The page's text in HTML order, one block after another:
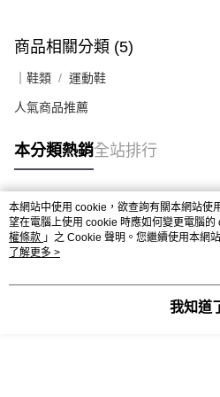
商品相關分類 (5)
｜鞋類 運動鞋
人氣商品推薦
本分類熱銷全站排行
熱門標籤
本網站中使用 cookie，欲查詢有關本網站使
望在電腦上使用 cookie 時應如何變更電腦的
權條款 」之 Cookie 聲明。您繼續使用本網
用條款之 Cookie 聲明使用 cookie。
了解更多 >
我知道